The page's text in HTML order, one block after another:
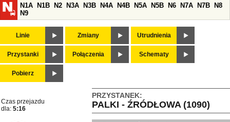
N1A
N1B N2 N3A N3B N4A N4B N5A N5B N6 N7A N7B
N8
N9
Linie Zmiany Utrudnienia
Przystanki Połączenia Schematy
Pobierz
PRZYSTANEK:
PALKI - ŹRÓDŁOWA (1090)
Czas przejazdu
dla: 5:16